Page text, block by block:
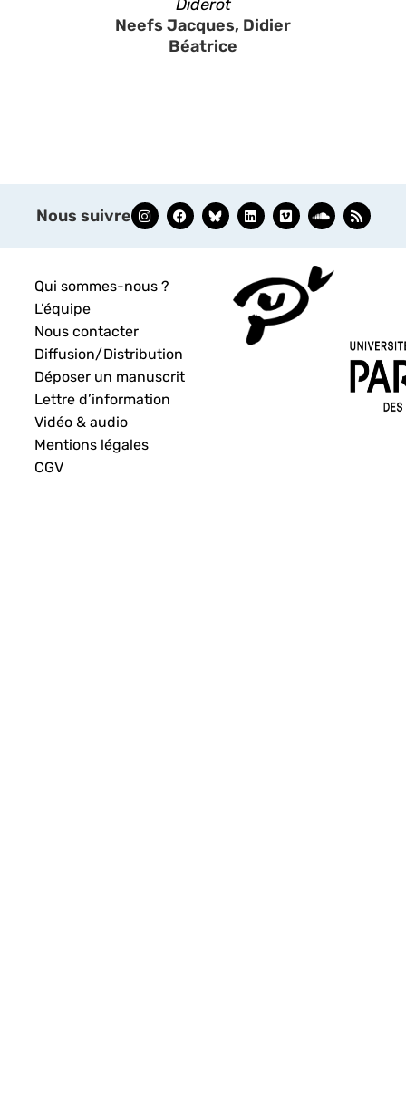
Diderot
Neefs Jacques, Didier
Béatrice
Nous suivre
Qui sommes-nous ?
L’équipe
Nous contacter
Diffusion/Distribution
Déposer un manuscrit
Lettre d’information
Vidéo & audio
Mentions légales
CGV